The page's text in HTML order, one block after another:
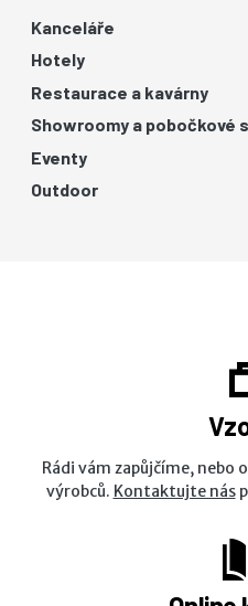
Kanceláře
Hotely
Restaurace a kavárny
Showroomy a pobočkové
Eventy
Outdoor
Rádi vám zapůjčíme, nebo
výrobců. Kontaktujte nás